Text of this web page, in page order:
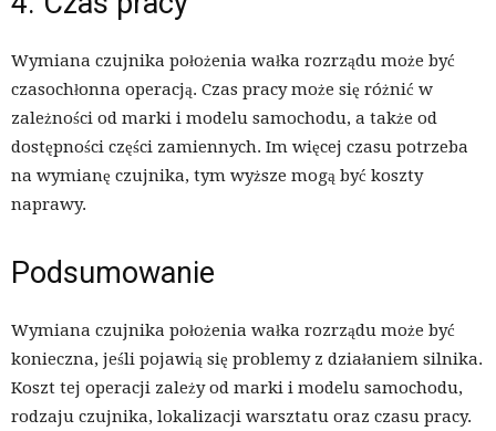
Wymiana czujnika położenia wałka rozrządu może być
czasochłonna operacją. Czas pracy może się różnić w
zależności od marki i modelu samochodu, a także od
dostępności części zamiennych. Im więcej czasu potrzeba
na wymianę czujnika, tym wyższe mogą być koszty
naprawy.
Podsumowanie
Wymiana czujnika położenia wałka rozrządu może być
konieczna, jeśli pojawią się problemy z działaniem silnika.
Koszt tej operacji zależy od marki i modelu samochodu,
rodzaju czujnika, lokalizacji warsztatu oraz czasu pracy.